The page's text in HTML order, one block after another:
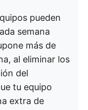
pueden
semana
más de
al eliminar los
del
tu equipo
extra de